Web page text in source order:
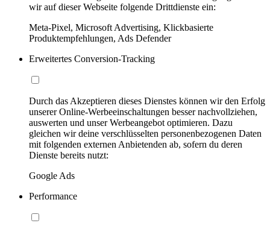
wir auf dieser Webseite folgende Drittdienste ein:
Meta-Pixel, Microsoft Advertising, Klickbasierte
Produktempfehlungen, Ads Defender
Erweitertes Conversion-Tracking
Durch das Akzeptieren dieses Dienstes können wir den Erfolg
unserer Online-Werbeeinschaltungen besser nachvollziehen,
auswerten und unser Werbeangebot optimieren. Dazu
gleichen wir deine verschlüsselten personenbezogenen Daten
mit folgenden externen Anbietenden ab, sofern du deren
Dienste bereits nutzt:
Google Ads
Performance